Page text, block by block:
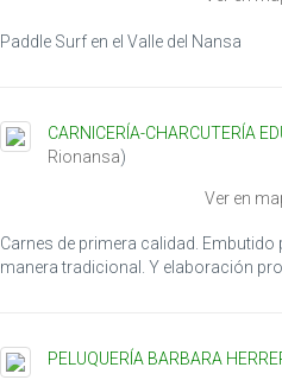
Paddle Surf en el Valle del Nansa
CARNICERÍA-CHARCUTERÍA
Rionansa)
Ver en
Carnes de primera calidad.
manera tradicional. Y elaboración
PELUQUERÍA BARBARA